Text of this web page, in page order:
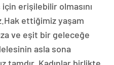
erişilebilir olmasını
ettiğimiz yaşam
ve eşit bir geleceğe
asla sona